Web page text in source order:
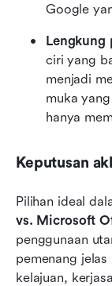
Google
Lengkung
ciri yang
menjadi
muka
hanya
Keputusan
Pilihan ideal
vs. Microsoft
penggunaan
pemenang
kelajuan,